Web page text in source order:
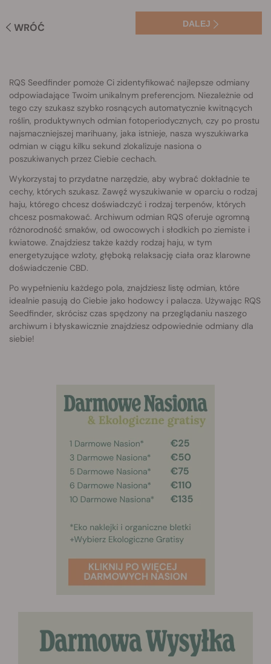
DALEJ
WRÓĆ
RQS Seedfinder pomoże Ci zidentyfikować najlepsze odmiany
odpowiadające Twoim unikalnym preferencjom. Niezależnie od
tego czy szukasz szybko rosnących automatycznie kwitnących
roślin, produktywnych odmian fotoperiodycznych, czy po prostu
najsmaczniejszej marihuany, jaka istnieje, nasza wyszukiwarka
odmian w ciągu kilku sekund zlokalizuje nasiona o
poszukiwanych przez Ciebie cechach.
Wykorzystaj to przydatne narzędzie, aby wybrać dokładnie te
cechy, których szukasz. Zawęź wyszukiwanie w oparciu o rodzaj
haju, którego chcesz doświadczyć i rodzaj terpenów, których
chcesz posmakować. Archiwum odmian RQS oferuje ogromną
różnorodność smaków, od owocowych i słodkich po ziemiste i
kwiatowe. Znajdziesz także każdy rodzaj haju, w tym
energetyzujące wzloty, głęboką relaksację ciała oraz klarowne
doświadczenie CBD.
Po wypełnieniu każdego pola, znajdziesz listę odmian, które
idealnie pasują do Ciebie jako hodowcy i palacza. Używając RQS
Seedfinder, skrócisz czas spędzony na przeglądaniu naszego
archiwum i błyskawicznie znajdziesz odpowiednie odmiany dla
siebie!